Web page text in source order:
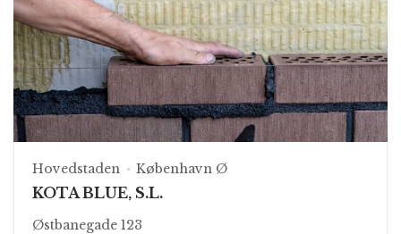
Hovedstaden København Ø
KOTA BLUE, S.L.
Østbanegade 123